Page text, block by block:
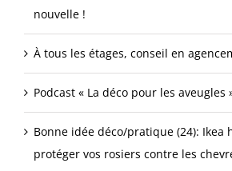
nouvelle !
À tous les étages, conseil en
Podcast « La déco pour les aveugles
Bonne idée déco/pratique (24): Ikea
protéger vos rosiers contre les